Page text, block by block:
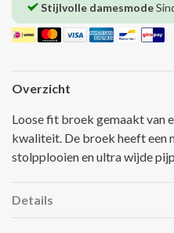
Stijlvolle damesmode
Overzicht
Loose fit broek gemaakt van
kwaliteit. De broek heeft een
stolpplooien en ultra wijde
Details